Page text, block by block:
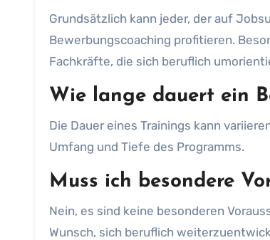
Grundsätzlich kann jeder, der auf
Bewerbungscoaching profitieren.
Fachkräfte, die sich beruflich
Wie lange dauert ein
Die Dauer eines Trainings kann
Umfang und Tiefe des Programms.
Muss ich besondere
Nein, es sind keine besonderen
Wunsch, sich beruflich